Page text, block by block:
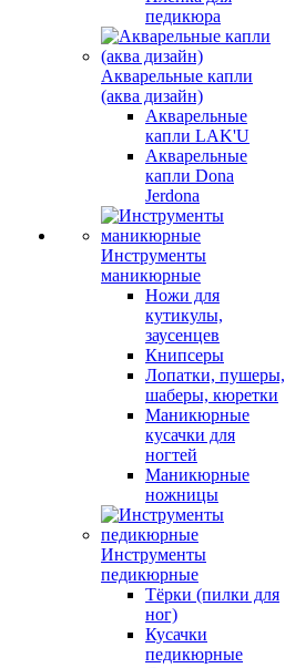
педикюра
Акварельные капли
(аква дизайн)
Акварельные
капли LAK'U
Акварельные
капли Dona
Jerdona
Инструменты
маникюрные
Ножи для
кутикулы,
заусенцев
Книпсеры
Лопатки, пушеры,
шаберы, кюретки
Маникюрные
кусачки для
ногтей
Маникюрные
ножницы
Инструменты
педикюрные
Тёрки (пилки для
ног)
Кусачки
педикюрные